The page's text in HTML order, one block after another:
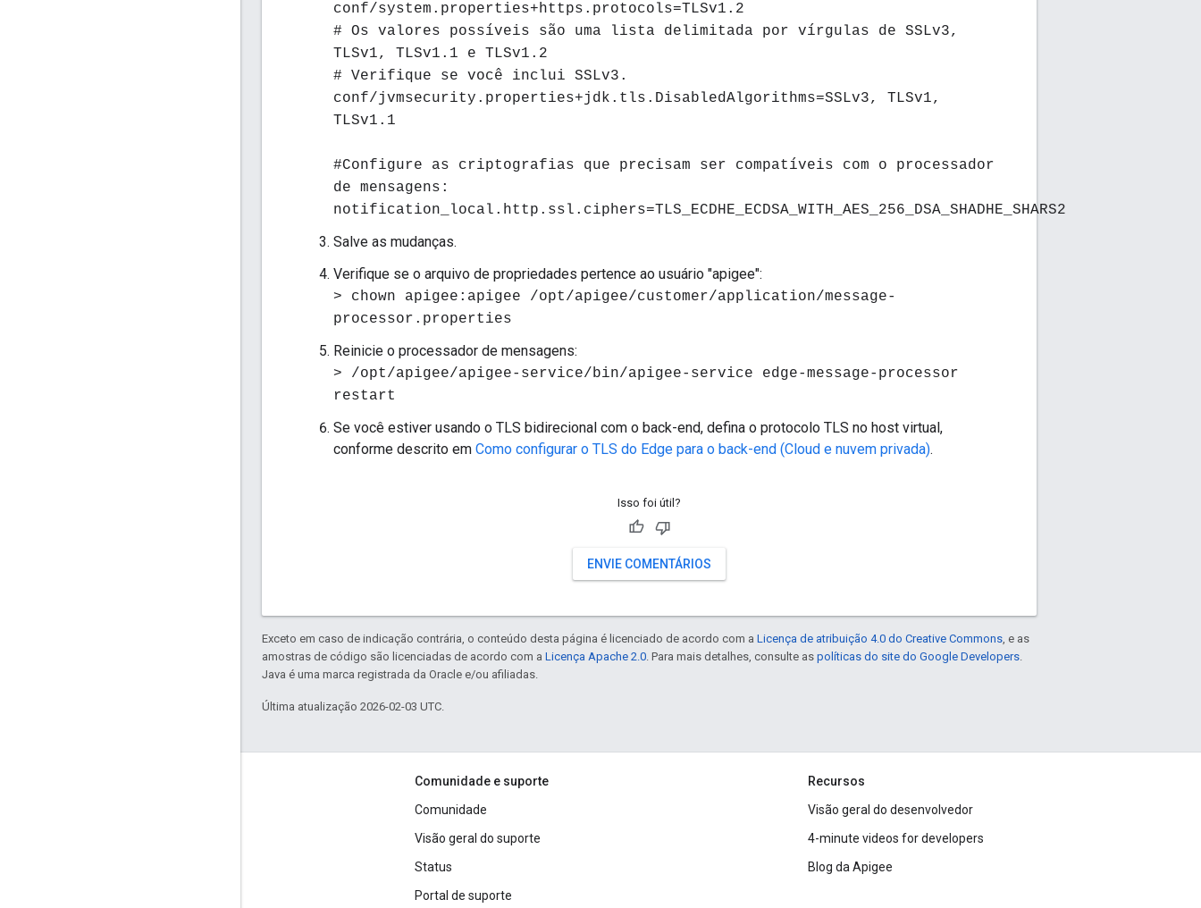
conf/system.properties+https.protocols=TLSv1.2
# Os valores possíveis são uma lista delimitada por vírgulas de SSLv3,
TLSv1, TLSv1.1 e TLSv1.2
# Verifique se você inclui SSLv3.
conf/jvmsecurity.properties+jdk.tls.DisabledAlgorithms=SSLv3, TLSv1,
TLSv1.1
#Configure as criptografias que precisam ser compatíveis com o processador
de mensagens:
notification_local.http.ssl.ciphers=TLS_ECDHE_ECDSA_WITH_AES_256_DSA_SHADHE_SHARS2
Salve as mudanças.
Verifique se o arquivo de propriedades pertence ao usuário "apigee":
> chown apigee:apigee /opt/apigee/customer/application/message-
processor.properties
Reinicie o processador de mensagens:
> /opt/apigee/apigee-service/bin/apigee-service edge-message-processor
restart
Se você estiver usando o TLS bidirecional com o back-end, defina o protocolo TLS no host virtual,
conforme descrito em Como configurar o TLS do Edge para o back-end (Cloud e nuvem privada).
Isso foi útil?
ENVIE COMENTÁRIOS
Exceto em caso de indicação contrária, o conteúdo desta página é licenciado de acordo com a Licença de atribuição 4.0 do Creative Commons, e as
amostras de código são licenciadas de acordo com a Licença Apache 2.0. Para mais detalhes, consulte as políticas do site do Google Developers.
Java é uma marca registrada da Oracle e/ou afiliadas.
Última atualização 2026-02-03 UTC.
Comunidade e suporte
Comunidade
Visão geral do suporte
Status
Portal de suporte
Recursos
Visão geral do desenvolvedor
4-minute videos for developers
Blog da Apigee